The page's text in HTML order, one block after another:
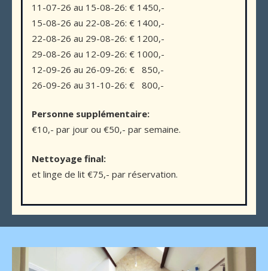
11-07-26 au 15-08-26: € 1450,-
15-08-26 au 22-08-26: € 1400,-
22-08-26 au 29-08-26: € 1200,-
29-08-26 au 12-09-26: € 1000,-
12-09-26 au 26-09-26: € 850,-
26-09-26 au 31-10-26: € 800,-
Personne supplémentaire:
€10,- par jour ou €50,- par semaine.
Nettoyage final:
et linge de lit €75,- par réservation.